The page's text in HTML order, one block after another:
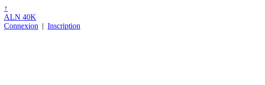
↑
ALN 40K
Connexion | Inscription